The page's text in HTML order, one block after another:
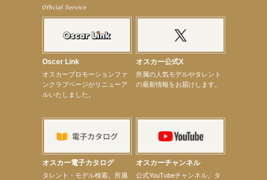
【elfin’】8月16日（日）「全世界」発売記念イベント決定！
【elfin’】7thシングル『全世界』がFM TANABEでO.A.決定♪
【昆虫ハンター牧田習】宝塚市立手塚治虫記念館トークショー＆宝塚文化芸術センター昆虫展示イ
ショーゲスト出演！
【定本楓馬】WEB DIGVII 連載企画『東京23時』に登場！
【髙橋ひかる】7月雑誌掲載情報
【elfin’】7thシングル『全世界』がFMふくろうでパワープレイO.A.決定
【elfin’】【辻美優】8月28日（金）「辻美優(elfin’)グレイテスト・ショー」に出演決定！
【elfin’】9月27日（日）「Beauty Voice Theater Reboot Vol.3」開催決定！
【本田紗来】「Ray」9月号発売中！
【宇垣美里】「マンガ【推しの子】展‐星のキセキ‐」オープニングイベント
Oscer Link
オスカープロモーションファ
ンクラブページがリニューア
ルいたしました。
オスカー公式X
所属の人気モデルやタレント
の最新情報をお届けします。
オスカー電子カタログ
タレント・モデル検索。所属
オスカーチャンネル
公式YouTubeチャンネル。タ